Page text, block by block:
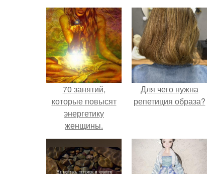
70 занятий,
которые повысят
энергетику
женщины.
Для чего нужна
репетиция образа?